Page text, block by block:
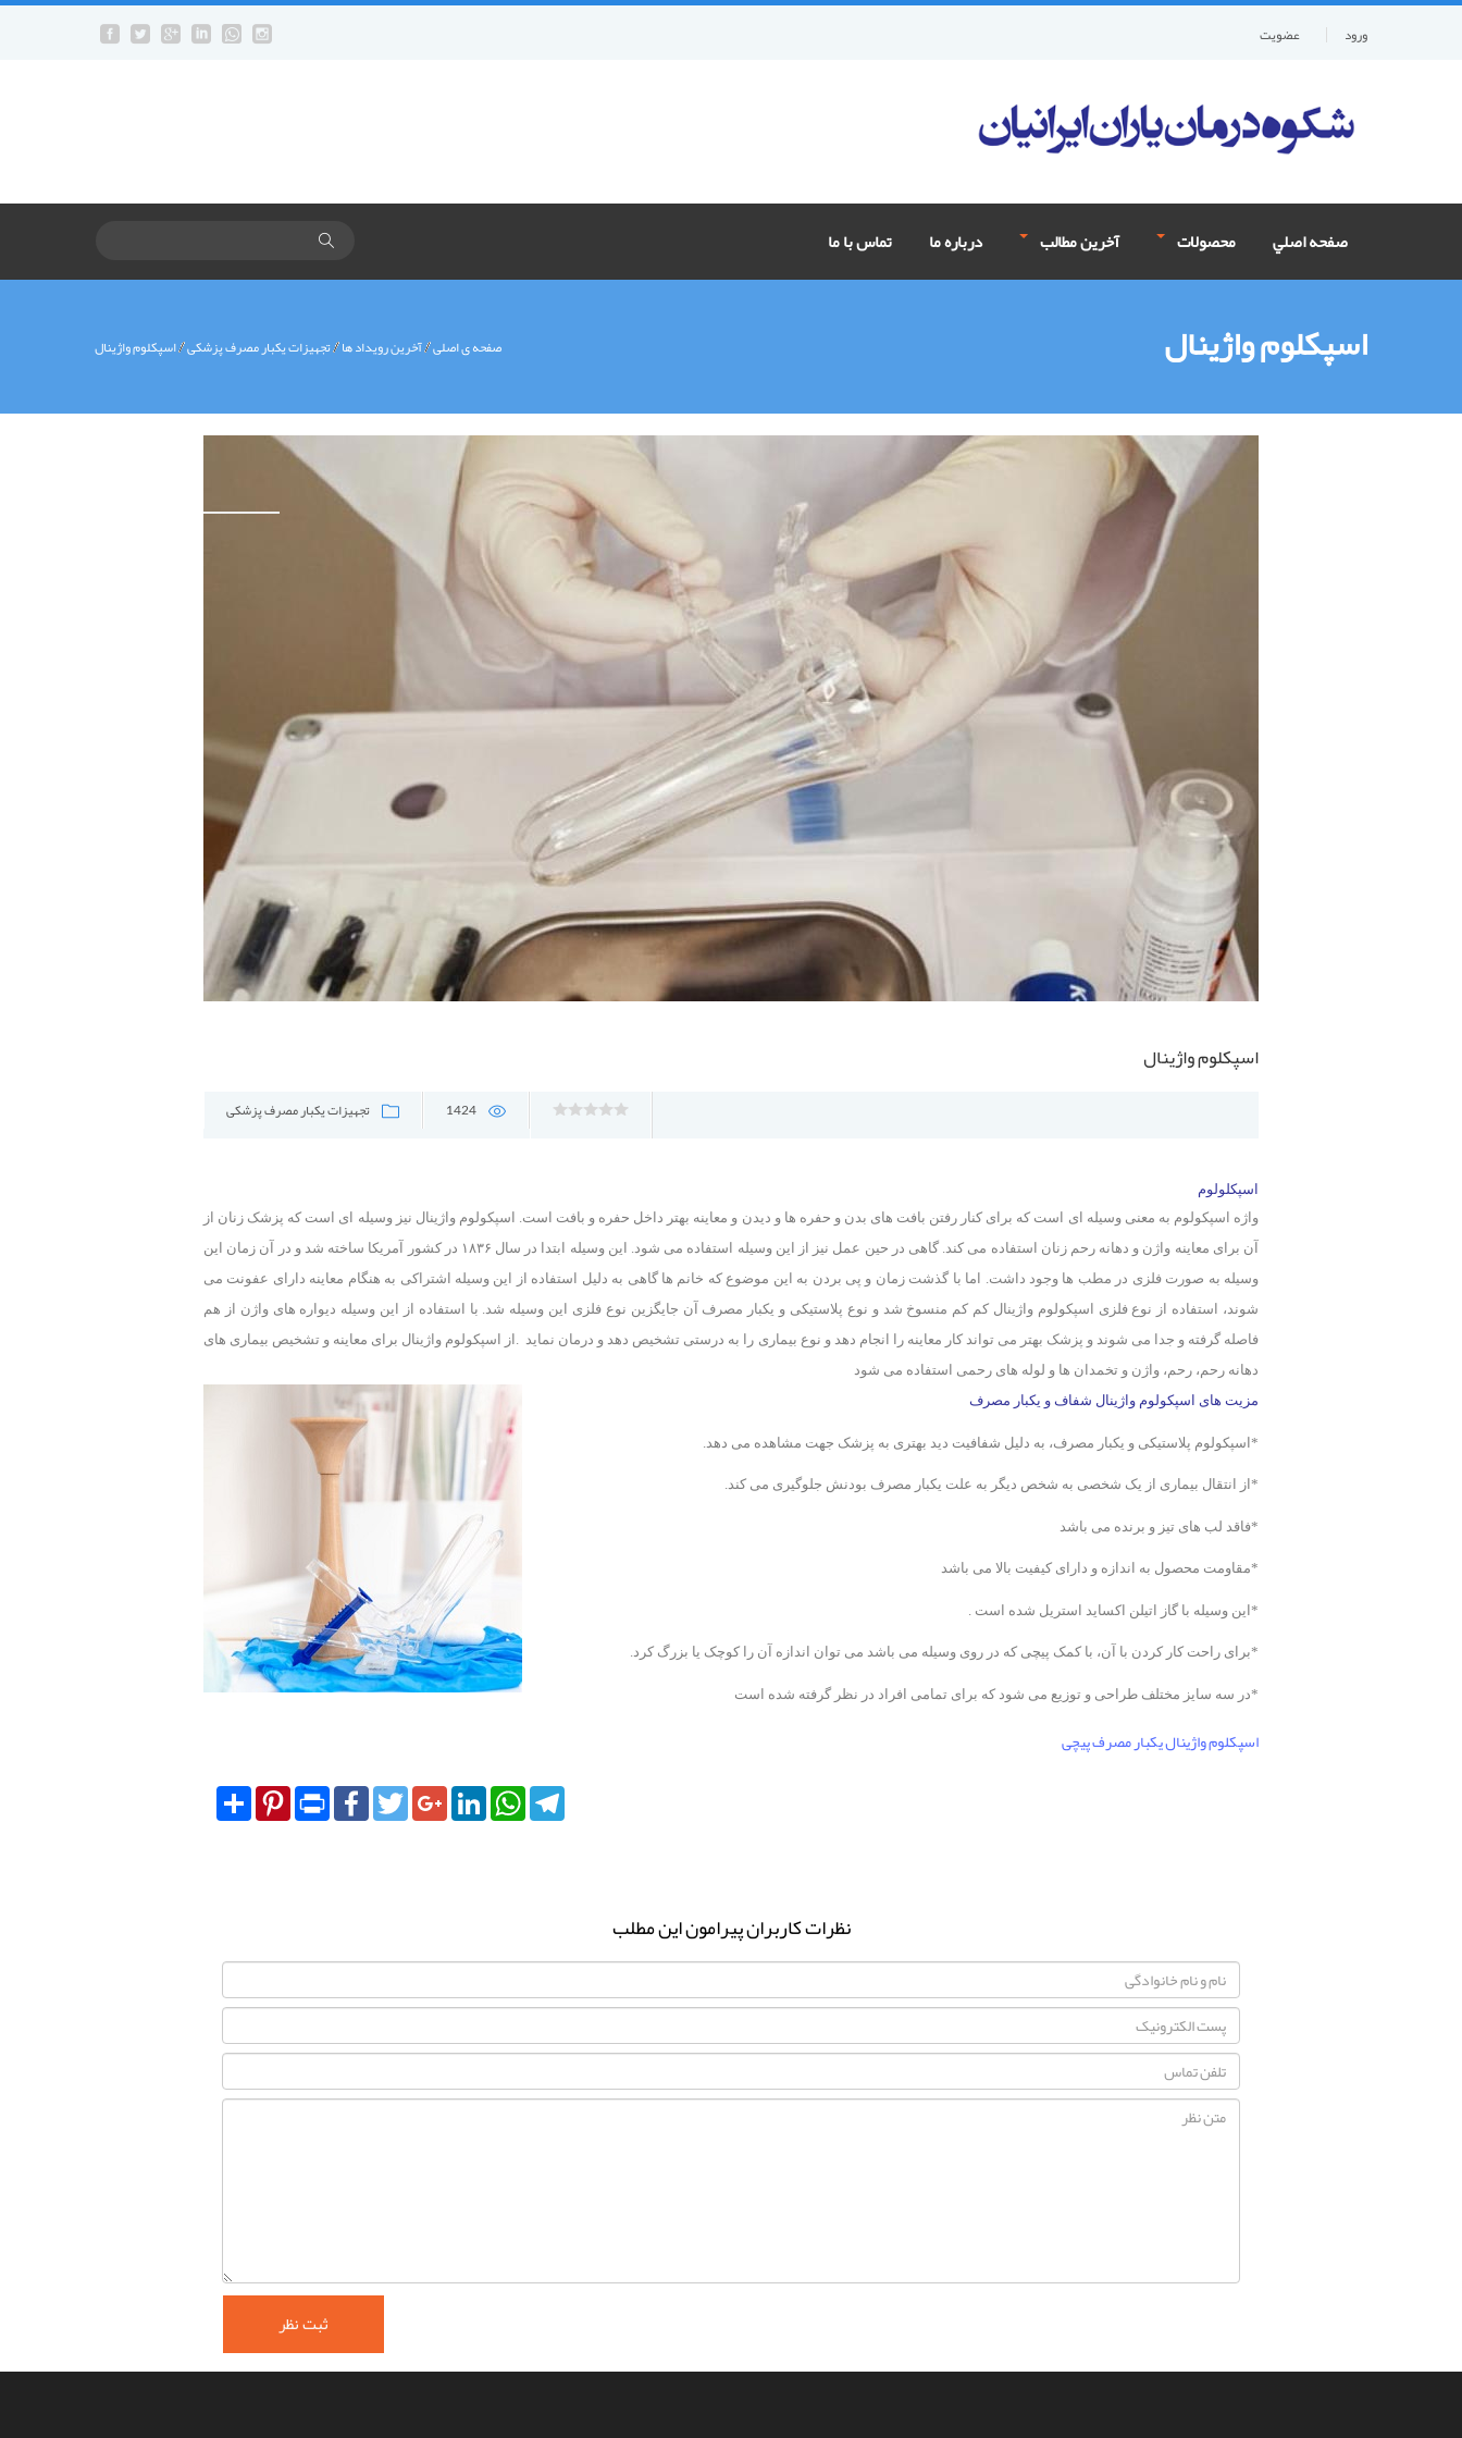
عضويت ورود
کاربری
صفحه اصلي محصولات آخرین مطالب درباره ما تماس با ما
اسپکلوم واژینال صفحه ی اصلی آخرين رويداد ها تجهیزات یکبار مصرف پزشکی اسپکلوم واژینال
اسپکلوم واژینال
تجهیزات یکبار مصرف پزشکی 1424
اسپکلولوم
واژه اسپکولوم به معنی وسیله ای است که برای کنار رفتن بافت های بدن و حفره ها و دیدن و معاینه بهتر داخل حفره و بافت است. اسپکولوم واژینال نیز وسیله ای است که پزشک زنان از
آن برای معاینه واژن و دهانه رحم زنان استفاده می کند. گاهی در حین عمل نیز از این وسیله استفاده می شود. این وسیله ابتدا در سال ۱۸۳۶ در کشور آمریکا ساخته شد و در آن زمان این
وسیله به صورت فلزی در مطب ها وجود داشت. اما با گذشت زمان و پی بردن به این موضوع که خانم ها گاهی به دلیل استفاده از این وسیله اشتراکی به هنگام معاینه دارای عفونت می
شوند، استفاده از نوع فلزی اسپکولوم واژینال کم کم منسوخ شد و نوع پلاستیکی و یکبار مصرف آن جایگزین نوع فلزی این وسیله شد. با استفاده از این وسیله دیواره های واژن از هم
فاصله گرفته و جدا می شوند و پزشک بهتر می تواند کار معاینه را انجام دهد و نوع بیماری را به درستی تشخیص دهد و درمان نماید . از اسپکولوم واژینال برای معاینه و تشخیص بیماری های
دهانه رحم، رحم، واژن و تخمدان ها و لوله های رحمی استفاده می شود
مزیت های اسپکولوم واژینال شفاف و یکبار مصرف
*اسپکولوم پلاستیکی و یکبار مصرف، به دلیل شفافیت دید بهتری به پزشک جهت مشاهده می دهد.
*از انتقال بیماری از یک شخصی به شخص دیگر به علت یکبار مصرف بودنش جلوگیری می کند.
*فاقد لب های تیز و برنده می باشد
*مقاومت محصول به اندازه و دارای کیفیت بالا می باشد
*این وسیله با گاز اتیلن اکساید استریل شده است
*برای راحت کار کردن با آن، با کمک پیچی که در روی وسیله می باشد می توان اندازه آن را کوچک یا بزرگ کرد.
*در سه سایز مختلف طراحی و توزیع می شود که برای تمامی افراد در نظر گرفته شده است
اسپکلومواژینالیکبار مصرفپیچی
Share Pinterest
Print FacebookTwitterGoogle+LinkedInWhatsApp
نظرات کاربران پیرامون این مطلب